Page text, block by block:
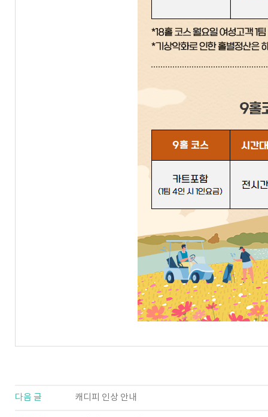
다음 글 캐디피 인상 안내